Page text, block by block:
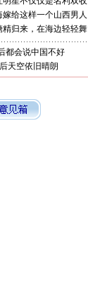
嫁给这样一个山西男人
精归来，在海边轻轻舞
都会说中国不好
天空依旧晴朗